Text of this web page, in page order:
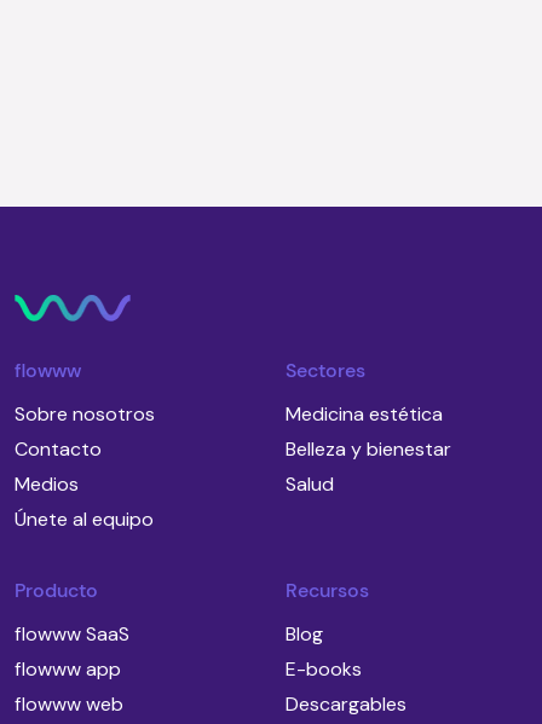
flowww
Sobre nosotros
Contacto
Medios
Únete al equipo
Sectores
Medicina estética
Belleza y bienestar
Salud
Producto
flowww SaaS
flowww app
flowww web
Recursos
Blog
E-books
Descargables